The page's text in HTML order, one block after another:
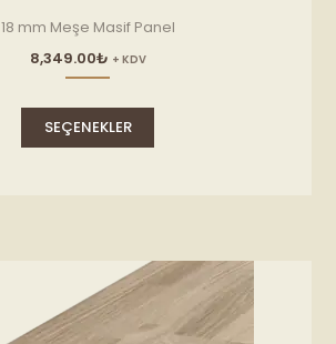
18 mm Meşe Masif Panel
8,349.00₺ + KDV
SEÇENEKLER
birden
ürün
sayfasından
seçilebilir